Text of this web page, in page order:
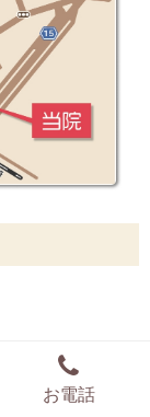
お電話